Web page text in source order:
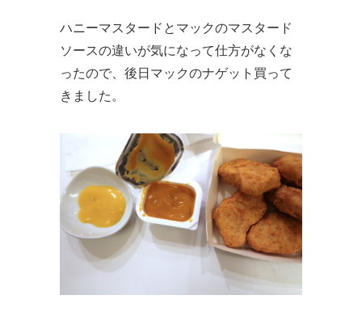
ハニーマスタードとマックのマスタード
ソースの違いが気になって仕方がなくな
ったので、後日マックのナゲット買って
きました。